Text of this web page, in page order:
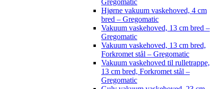
Gregomatic
Hjørne vakuum vaskehoved, 4 cm
bred – Gregomatic
Vakuum vaskehoved, 13 cm bred –
Gregomatic
Vakuum vaskehoved, 13 cm bred,
Forkromet stål – Gregomatic
Vakuum vaskehoved til rulletrappe,
13 cm bred, Forkromet stål –
Gregomatic